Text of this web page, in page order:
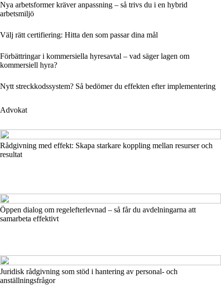
Nya arbetsformer kräver anpassning – så trivs du i en hybrid
arbetsmiljö
Välj rätt certifiering: Hitta den som passar dina mål
Förbättringar i kommersiella hyresavtal – vad säger lagen om
kommersiell hyra?
Nytt streckkodssystem? Så bedömer du effekten efter implementering
Advokat
Rådgivning med effekt: Skapa starkare koppling mellan resurser och
resultat
Öppen dialog om regelefterlevnad – så får du avdelningarna att
samarbeta effektivt
Juridisk rådgivning som stöd i hantering av personal- och
anställningsfrågor